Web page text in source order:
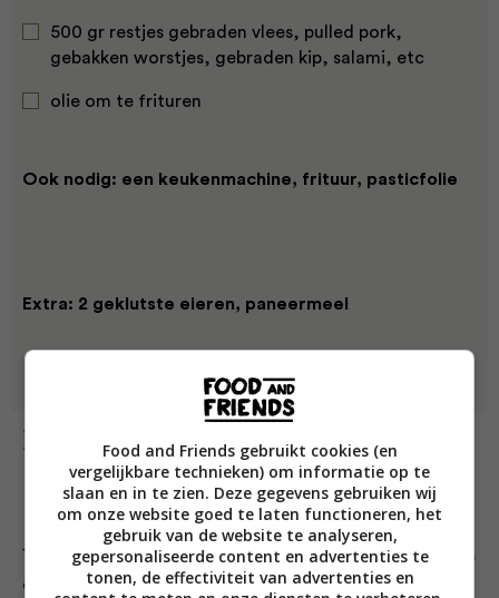
500 gr restjes gebraden vlees, pulled pork,
gebakken worstjes, gebraden kip, salami, etc
olie om te frituren
Ook nodig: een keukenmachine, frituur, pasticfolie
Extra: 2 geklutste eieren, paneermeel
Bereiding
1. Meng de aardappels met maizena, bloem, griesmeel,
ei, gesmolten boter, peper en zout tot een zacht
Food and Friends gebruikt cookies (en
vergelijkbare technieken) om informatie op te
slaan en in te zien. Deze gegevens gebruiken wij
om onze website goed te laten functioneren, het
gebruik van de website te analyseren,
gepersonaliseerde content en advertenties te
tonen, de effectiviteit van advertenties en